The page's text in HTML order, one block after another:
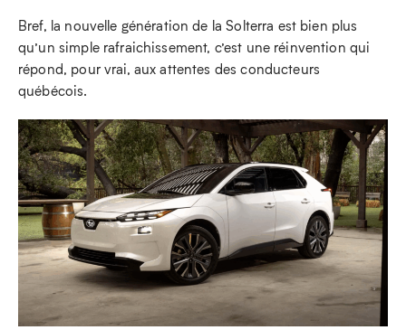
Bref, la nouvelle génération de la Solterra est bien plus
qu’un simple rafraichissement, c’est une réinvention qui
répond, pour vrai, aux attentes des conducteurs
québécois.